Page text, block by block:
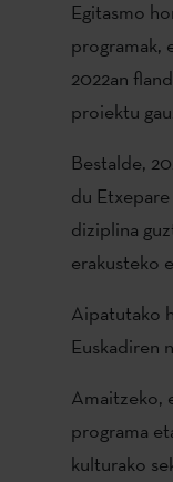
Egitasmo
programak,
2022an
proiektu
Bestalde,
du
diziplina
erakusteko
Aipatutako
Euskadiren
Amaitzeko,
programa
kulturako